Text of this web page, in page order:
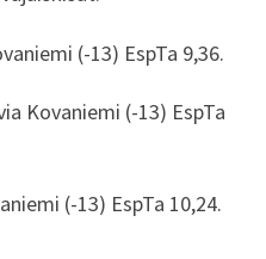
(-13) EspTa 9,36.
Kovaniemi (-13) EspTa
(-13) EspTa 10,24.